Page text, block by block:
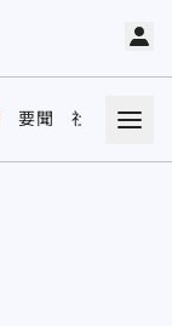
要聞 社會 娛樂